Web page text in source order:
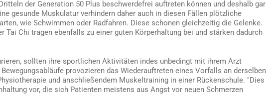
der Generation 50 Plus beschwerdefrei auftreten können und deshalb gar
gesunde Muskulatur verhindern daher auch in diesen Fällen plötzliche
wie Schwimmen oder Radfahren. Diese schonen gleichzeitig die Gelenke.
Tai Chi tragen ebenfalls zu einer guten Körperhaltung bei und stärken dadurch
sollten ihre sportlichen Aktivitäten indes unbedingt mit ihrem Arzt
provozieren das Wiederauftreten eines Vorfalls an derselben
und anschließendem Muskeltraining in einer Rückenschule. "Dies
vor, die sich Patienten meistens aus Angst vor neuen Schmerzen